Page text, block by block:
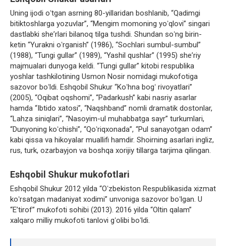
Uning ijodi oʻtgan asrning 80-yillaridan boshlanib, “Qadimgi
bitiktoshlarga yozuvlar”, “Mengim momoning yoʻqlovi” singari
dastlabki sheʼrlari bilanoq tilga tushdi. Shundan soʻng birin-
ketin “Yurakni oʻrganish” (1986), “Sochlari sumbul-sumbul”
(1988), “Tungi gullar” (1989), “Yashil qushlar” (1995) sheʼriy
majmualari dunyoga keldi. “Tungi gullar” kitobi respublika
yoshlar tashkilotining Usmon Nosir nomidagi mukofotiga
sazovor boʻldi. Eshqobil Shukur “Koʻhna bogʻ rivoyatlari”
(2005), “Oqibat oqshomi”, “Padarkush” kabi nasriy asarlar
hamda “Ibtido xatosi”, “Naqshband” nomli dramatik dostonlar,
“Lahza siniqlari”, “Nasoyim-ul muhabbatga sayr” turkumlari,
“Dunyoning koʻchishi”, “Qoʻriqxonada”, “Pul sanayotgan odam”
kabi qissa va hikoyalar muallifi hamdir. Shoirning asarlari ingliz,
rus, turk, ozarbayjon va boshqa xorijiy tillarga tarjima qilingan.
Eshqobil Shukur mukofotlari
Eshqobil Shukur 2012 yilda “Oʻzbekiston Respublikasida xizmat
koʻrsatgan madaniyat xodimi” unvoniga sazovor boʻlgan. U
“Eʼtirof” mukofoti sohibi (2013). 2016 yilda “Oltin qalam”
xalqaro milliy mukofoti tanlovi gʻolibi boʻldi.